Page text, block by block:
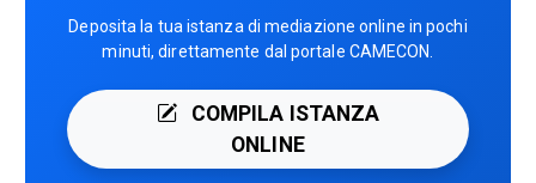
Deposita la tua istanza di mediazione online in pochi
minuti, direttamente dal portale CAMECON.
COMPILA ISTANZA
ONLINE